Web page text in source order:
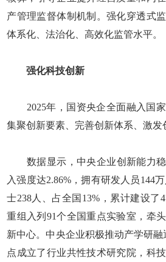
产管理监督体制机制。强化穿透式
体系化、法治化、高效化监管水平。
强化科技创新
2025年，国资央企全面融入国家
集聚创新要素、完善创新体系、激发
数据显示，中央企业创新能力稳
入强度达2.86%，拥有研发人员144
士238人、占全国13%，累计建设了
重组入列91个全国重点实验室，牵
新中心。中央企业积极推动产学研
点成立了行业共性技术研究院，科